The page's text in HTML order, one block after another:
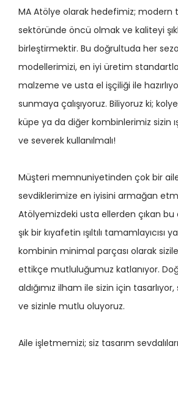
MA Atölye olarak hedefimiz; modern
sektöründe öncü olmak ve kaliteyi
birleştirmektir. Bu doğrultuda her
modellerimizi, en iyi üretim
malzeme ve usta el işçiliği ile
sunmaya çalışıyoruz. Biliyoruz ki;
küpe ya da diğer kombinlerimiz sizin
ve severek kullanılmalı!
Müşteri memnuniyetinden çok bir
sevdiklerimize en iyisini armağan
Atölyemizdeki usta ellerden çıkan bu
şık bir kıyafetin ışıltılı tamamlayıcısı
kombinin minimal parçası olarak
ettikçe mutluluğumuz katlanıyor.
aldığımız ilham ile sizin için
ve sizinle mutlu oluyoruz.
Aile işletmemizi; siz tasarım